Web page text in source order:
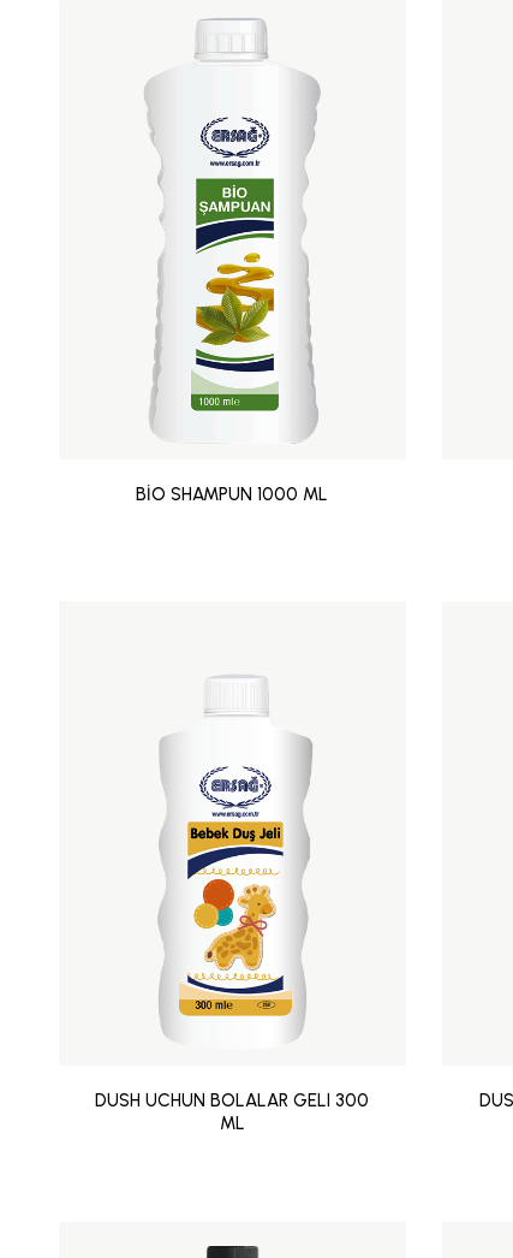
BİO SHAMPUN 1000 ML
DUSH UCHUN BOLALAR GELI 300
ML